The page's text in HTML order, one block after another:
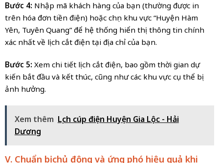
Bước 4: Nhập mã khách hàng của bạn (thường được in
trên hóa đơn tiền điện) hoặc chọn khu vực “Huyện Hàm
Yên, Tuyên Quang” để hệ thống hiển thị thông tin chính
xác nhất về lịch cắt điện tại địa chỉ của bạn.
Bước 5: Xem chi tiết lịch cắt điện, bao gồm thời gian dự
kiến bắt đầu và kết thúc, cũng như các khu vực cụ thể bị
ảnh hưởng.
Xem thêm Lịch cúp điện Huyện Gia Lộc - Hải
Dương
V. Chuẩn bị chủ động và ứng phó hiệu quả khi